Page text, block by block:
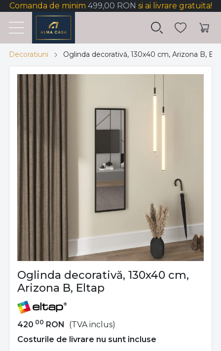
Comanda de minim 499,00 RON si ai livrare gratuita!
Decoratiuni Oglinda decorativă, 130x40 cm, Arizona B,
Oglinda decorativă, 130x40 cm,
Arizona B, Eltap
420 00 RON
(TVA inclus)
Costurile de livrare nu sunt incluse